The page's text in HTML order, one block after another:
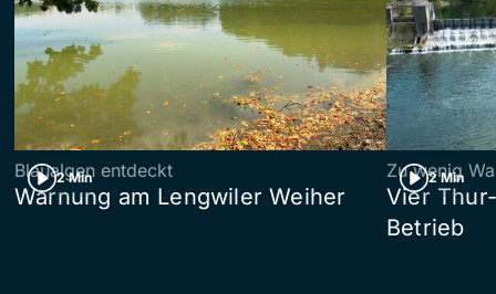
2 Min
Blaualgen entdeckt
Warnung am Lengwiler Weiher
2 Min
Zu wenig
Vier
Betrieb